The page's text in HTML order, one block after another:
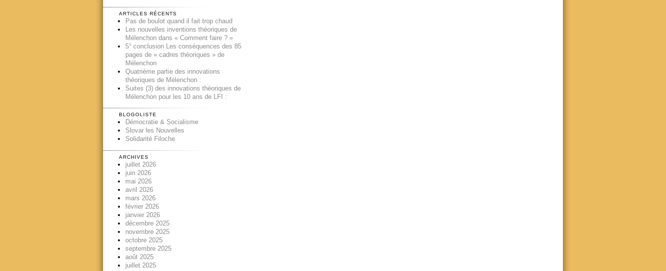
ARTICLES RÉCENTS
Pas de boulot quand il fait trop chaud
Les nouvelles inventions théoriques de
Mélenchon dans « Comment faire ? »
5° conclusion Les conséquences des 85
pages de « cadres théoriques » de
Mélenchon
Quatrième partie des innovations
théoriques de Mélenchon :
Suites (3) des innovations théoriques de
Mélenchon pour les 10 ans de LFI :
BLOGOLISTE
Démocratie & Socialisme
Slovar les Nouvelles
Solidarité Filoche
ARCHIVES
juillet 2026
juin 2026
mai 2026
avril 2026
mars 2026
février 2026
janvier 2026
décembre 2025
novembre 2025
octobre 2025
septembre 2025
août 2025
juillet 2025